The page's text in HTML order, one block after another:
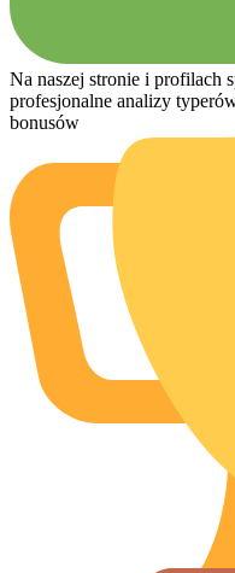
Na naszej stronie i profilach
profesjonalne analizy
bonusów